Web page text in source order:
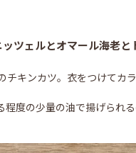
ツェルとオマール海老
チキンカツ。衣をつけてカ
度の少量の油で揚げられ